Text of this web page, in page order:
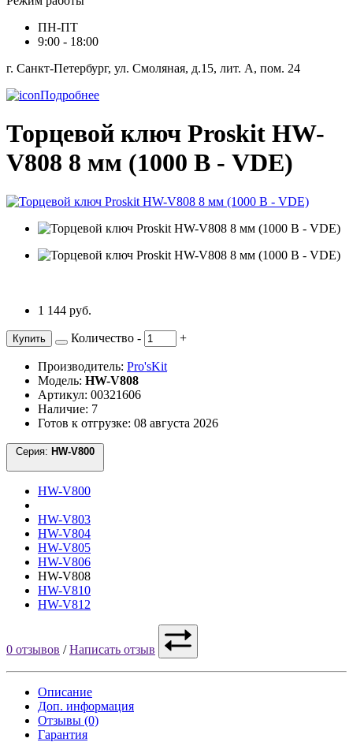
ПН-ПТ
9:00 - 18:00
г. Санкт-Петербург, ул. Смоляная, д.15, лит. А, пом. 24
Подробнее
Торцевой ключ Proskit HW-
V808 8 мм (1000 В - VDE)
1 144 руб.
Купить Количество - +
Производитель: Pro'sKit
Модель: HW-V808
Артикул: 00321606
Наличие: 7
Готов к отгрузке: 08 августа 2026
Серия:
HW-V800
HW-V803
HW-V804
HW-V805
HW-V806
HW-V808
HW-V810
HW-V812
0 отзывов /Написать отзыв
Описание
Доп. информация
Отзывы (0)
Гарантия